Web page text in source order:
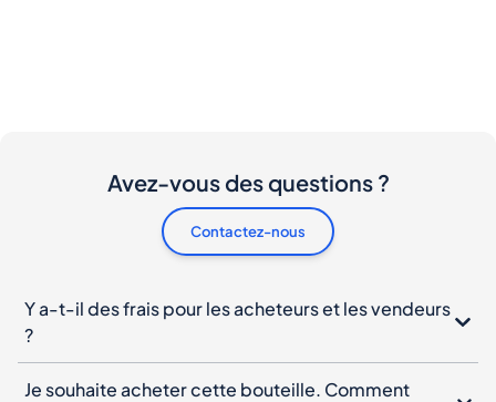
Avez-vous des questions ?
Contactez-nous
Y a-t-il des frais pour les acheteurs et les vendeurs
?
Je souhaite acheter cette bouteille. Comment